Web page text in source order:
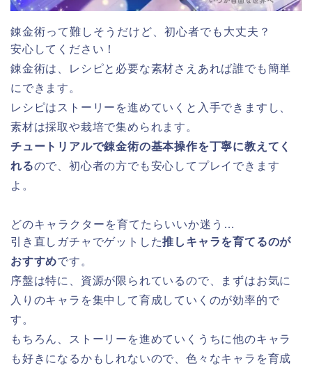
錬金術って難しそうだけど、初心者でも大丈夫？
安心してください！
錬金術は、レシピと必要な素材さえあれば誰でも簡単
にできます。
レシピはストーリーを進めていくと入手できますし、
素材は採取や栽培で集められます。
チュートリアルで錬金術の基本操作を丁寧に教えてく
れるので、初心者の方でも安心してプレイできます
よ。
どのキャラクターを育てたらいいか迷う…
引き直しガチャでゲットした推しキャラを育てるのが
おすすめです。
序盤は特に、資源が限られているので、まずはお気に
入りのキャラを集中して育成していくのが効率的で
す。
もちろん、ストーリーを進めていくうちに他のキャラ
も好きになるかもしれないので、色々なキャラを育成